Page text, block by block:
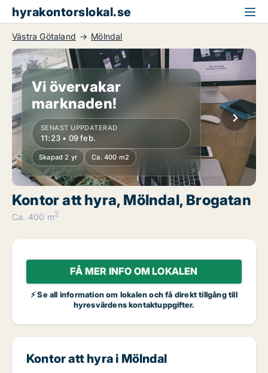
hyrakontorslokal.se
Västra Götaland Mölndal
Vi övervakar
marknaden!
SENAST UPPDATERAD
11:23 • 09 feb.
Skapad 2 yr Ca. 400 m2
Kontor att hyra, Mölndal, Brogatan
Ca. 400 m2
FÅ MER INFO OM LOKALEN
⚡ Se all information om lokalen och få direkt tillgång till
hyresvärdens kontaktuppgifter.
Kontor att hyra i Mölndal